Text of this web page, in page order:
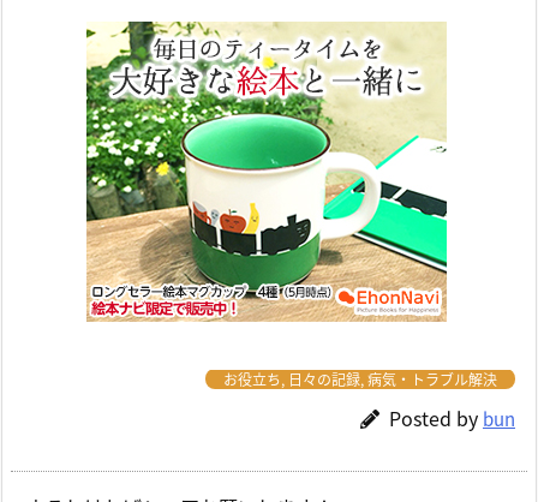
お役立ち, 日々の記録, 病気・トラブル解決
Posted by bun